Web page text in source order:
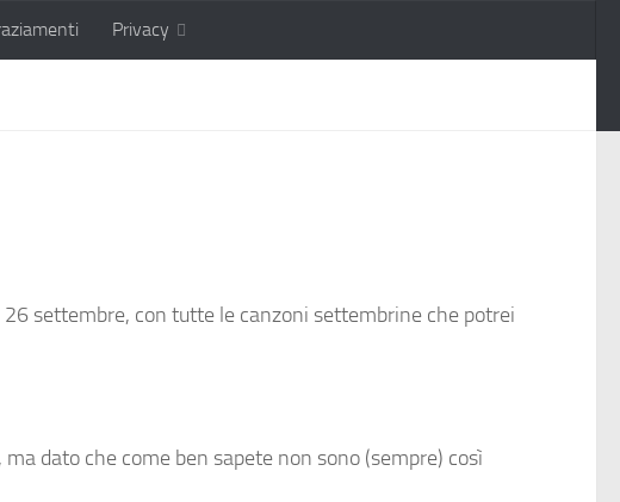
Privacy
settembre, con tutte le canzoni settembrine che potrei
dato che come ben sapete non sono (sempre) così